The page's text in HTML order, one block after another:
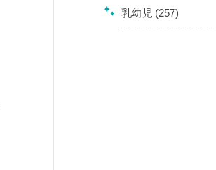
乳幼児 (257)